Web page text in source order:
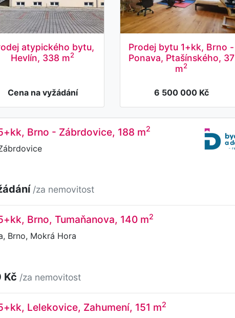
atypického bytu,
Hevlín, 338 m2
Cena na vyžádání
Prodej bytu 1+kk, Brno -
Ponava, Ptašínského, 37
m2
6 500 000 Kč
Brno - Zábrdovice, 188 m2
/za nemovitost
Brno, Tumaňanova, 140 m2
Brno, Mokrá Hora
Kč /za nemovitost
Lelekovice, Zahumení, 151 m2